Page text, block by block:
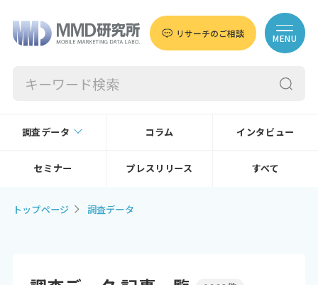
リサーチのご相談 MENU
調査データ コラム インタビュー
セミナー プレスリリース すべて
トップページ 調査データ